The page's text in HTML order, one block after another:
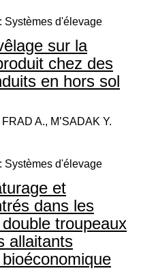
Systèmes d'élevage
sur la
chez des
en hors sol
A., M’SADAK Y.
Systèmes d'élevage
et
dans les
troupeaux
allaitants